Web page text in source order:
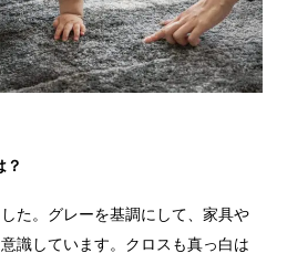
？
た。グレーを基調にして、家具や
識しています。クロスも真っ白は